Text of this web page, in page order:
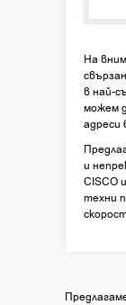
На
в най-
можем
адреси
и
CISCO
техни